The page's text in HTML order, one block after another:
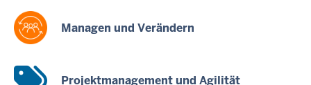
hier
Managen und Verändern
Projektmanagement und Agilität